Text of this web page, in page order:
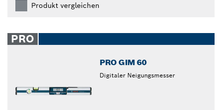
Produkt vergleichen
PRO
PRO GIM 60
Digitaler Neigungsmesser